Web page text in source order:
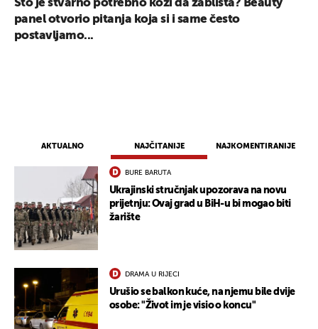
AKTUALNO NAJČITANIJE NAJKOMENTIRANIJE
BURE BARUTA
Ukrajinski stručnjak upozorava na novu
prijetnju: Ovaj grad u BiH-u bi mogao biti
žarište
DRAMA U RIJECI
Urušio se balkon kuće, na njemu bile dvije
osobe: "Život im je visio o koncu"
Što je stvarno potrebno koži da zablista? Beauty
panel otvorio pitanja koja si i same često
postavljamo...